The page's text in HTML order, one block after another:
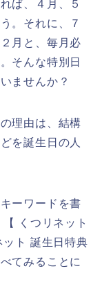
ば、４月、５
。それに、７
月と、毎月必
そんな特別日
ませんか？
理由は、結構
を誕生日の人
ーワードを書
くつリネット
ト 誕生日特典
てみることに